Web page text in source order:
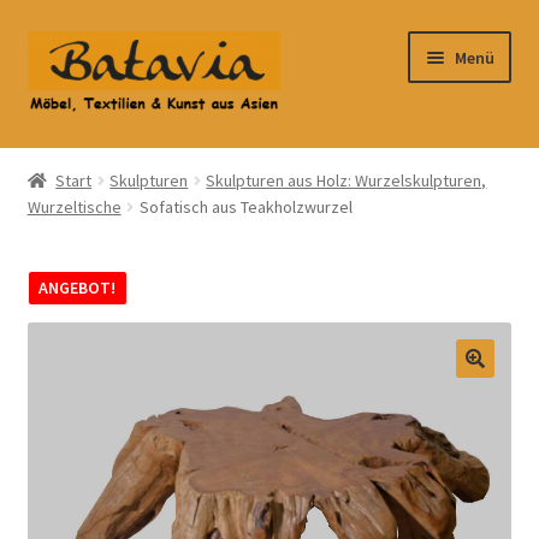
Zur
Navigation
springen
Zum
Inhalt
springen
Menü
Start
Accessoires
AGB
Datenschutzerklärung
Heimtextilien
Start Skulpturen
Skulpturen aus Holz: Wurzelskulpturen,
Wurzeltische
Sofatisch aus Teakholzwurzel
ANGEBOT!